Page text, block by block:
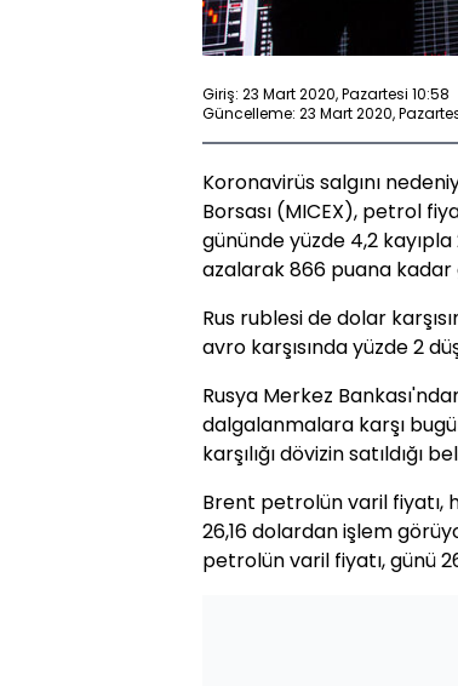
Giriş: 23 Mart 2020, Pazartesi 10:58
Güncelleme: 23 Mart 2020,
Koronavirüs salgını
Borsası (MICEX), petrol
gününde yüzde 4,2
azalarak 866 puana kadar
Rus rublesi de dolar
avro karşısında yüzde 2
Rusya Merkez
dalgalanmalara karşı
karşılığı dövizin satıldığı
Brent petrolün varil fiyatı,
26,16 dolardan işlem
petrolün varil fiyatı, günü